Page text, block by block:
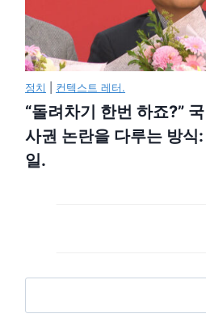
정치 컨텍스트 레터.
“돌려차기 한번 하죠?”
사권 논란을 다루는 방
일.